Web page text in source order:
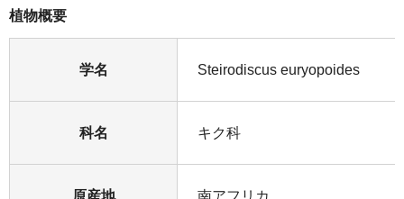
植物概要
学名 Steirodiscus euryopoides
科名 キク科
原産地 南アフリカ